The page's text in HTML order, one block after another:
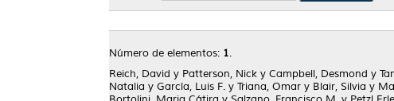
Número de elementos: 1.
Reich, David y Patterson, Nick y Campbell, Desmond y
Natalia y García, Luis F. y Triana, Omar y Blair, Silvia y